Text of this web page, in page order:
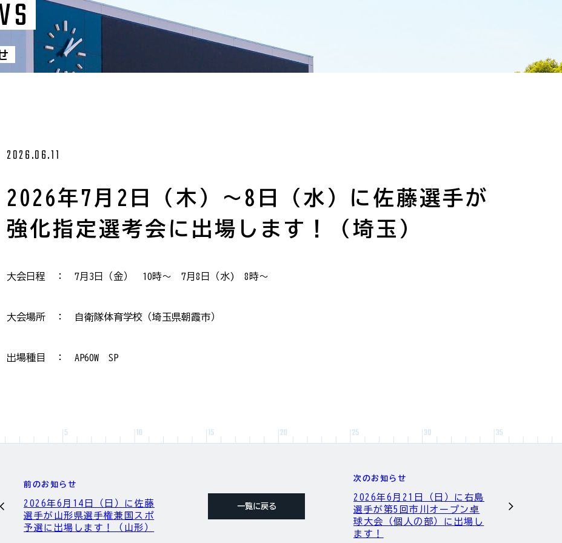
2026.06.11
2026年7月2日（木）〜8日（水）に佐藤選手が
強化指定選考会に出場します！（埼玉）
大会日程 ： 7月3日（金） 10時～ 7月8日（水) 8時～
大会場所 ： 自衛隊体育学校（埼玉県朝霞市）
出場種目 ： AP60W SP
前のお知らせ
2026年6月14日（日）に佐藤
選手が山形県選手権兼国スポ
予選に出場します！（山形）
次のお知らせ
2026年6月21日（日）に右島
選手が第5回市川オープン卓
球大会（個人の部）に出場し
ます！
一覧に戻る